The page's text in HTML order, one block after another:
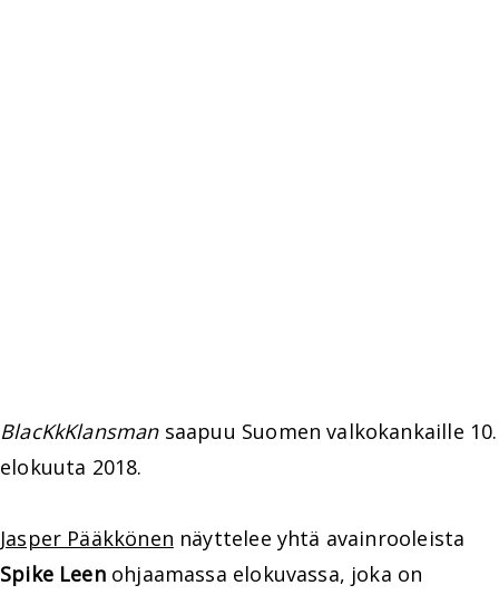
BlacKkKlansmansaapuu Suomen valkokankaille 10.
elokuuta 2018.
Jasper Pääkkönen näyttelee yhtä avainrooleista
Spike Leenohjaamassa elokuvassa, joka on